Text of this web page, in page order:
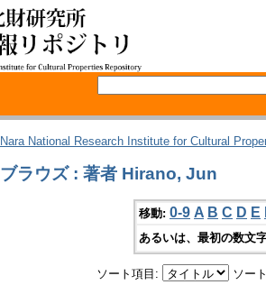
Nara National Research Institute for Cultural
ブラウズ : 著者 Hirano, Jun
移動: 0-9 A B C D E
あるいは、最初の数文
ソート項目: ソー